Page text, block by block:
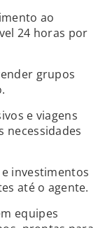
ao
24 horas por
grupos
e viagens
necessidades
investimentos
até o agente.
equipes